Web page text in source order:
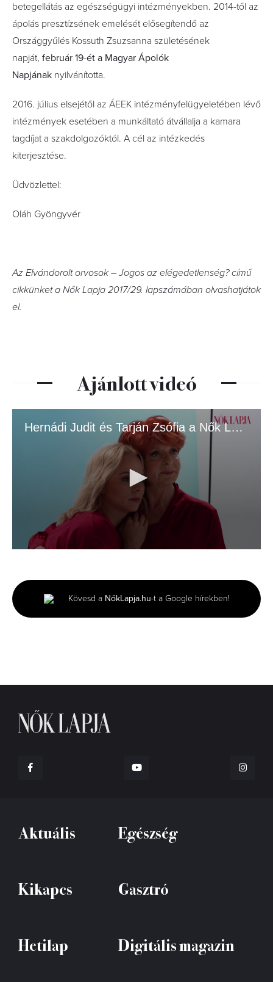
betegellátás az egészségügyi intézményekben. 2014-től az
ápolás presztízsének emelését elősegítendő az
Országgyűlés Kossuth Zsuzsanna születésének
napját, február 19-ét a Magyar Ápolók
Napjának nyilvánította.
2016. július elsejétől az ÁEEK intézményfelügyeletében lévő
intézmények esetében a munkáltató átvállalja a kamara
tagdíjat a szakdolgozóktól. A cél az intézkedés
kiterjesztése.
Üdvözlettel:
Oláh Gyöngyvér
Az Elvándorolt orvosok – Jogos az elégedetlenség? című
cikkünket a Nők Lapja 2017/29. lapszámában olvashatjátok
el.
Ajánlott videó
Hernádi Judit és Tarján Zsófia a Nők Lapja címlapján.mp4
minutes,
2
seconds
Kövesd a NőkLapja.hu-t a Google hírekben!
Aktuális Egészség
Kikapcs Gasztró
Hetilap Digitális magazin